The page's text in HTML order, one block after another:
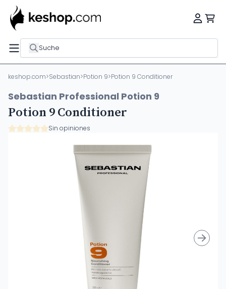
Suche
keshop.com>Sebastian>Potion 9>Potion 9 Conditioner
Sebastian Professional Potion 9
Potion 9 Conditioner
Sin opiniones